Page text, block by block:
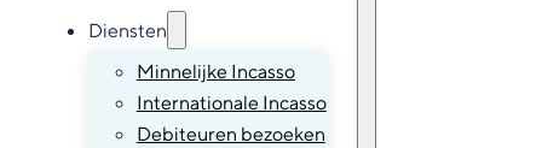
Diensten
Minnelijke Incasso
Internationale Incasso
Debiteuren bezoeken